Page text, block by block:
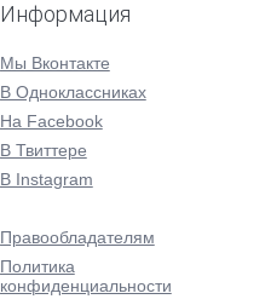
Информация
Мы Вконтакте
В Одноклассниках
На Facebook
В Твиттере
В Instagram
Правообладателям
Политика
конфиденциальности